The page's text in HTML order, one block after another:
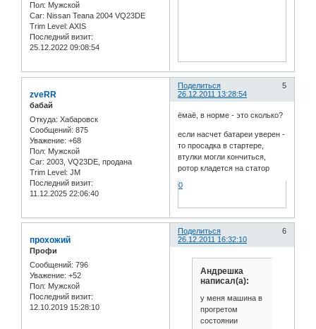
Пол: Мужской
Car: Nissan Teana 2004 VQ23DE
Trim Level: AXIS
Последний визит:
25.12.2022 09:08:54
Поделиться
5
26.12.2011 13:28:54
zveRR
бабай
Откуда: Хабаровск
Сообщений: 875
Уважение: +68
Пол: Мужской
Car: 2003, VQ23DE, продана
Trim Level: JM
Последний визит:
11.12.2025 22:06:40
ёмаё, в норме - это сколько?
если насчет батареи уверен -
то просадка в стартере,
втулки могли кончиться,
ротор кладется на статор
0
Поделиться
6
26.12.2011 16:32:10
прохожий
Профи
Сообщений: 796
Уважение: +52
Пол: Мужской
Последний визит:
12.10.2019 15:28:10
Андрешка
написал(а):
у меня машина в
прогретом
состоянии